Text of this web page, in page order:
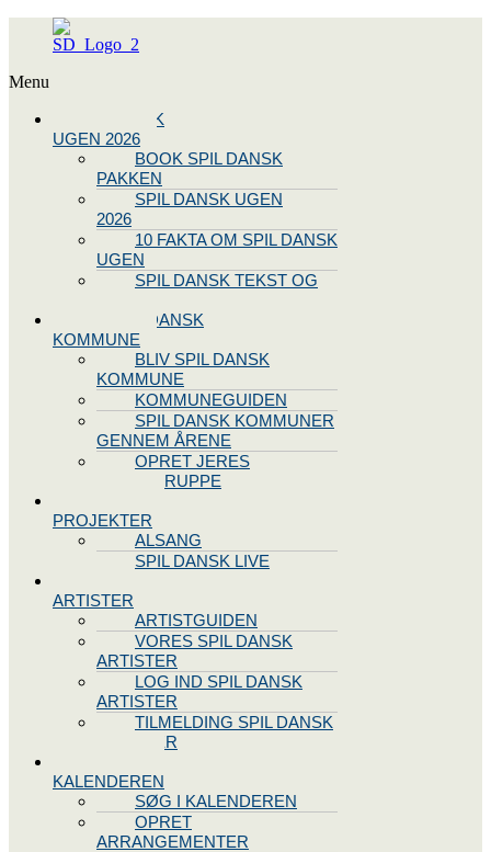
Menu
SPIL DANSK
UGEN 2026
BOOK SPIL DANSK
PAKKEN
SPIL DANSK UGEN
2026
10 FAKTA OM SPIL DANSK
UGEN
SPIL DANSK TEKST OG
BLIV SPIL DANSK
KOMMUNE
BLIV SPIL DANSK
KOMMUNE
KOMMUNEGUIDEN
SPIL DANSK KOMMUNER
GENNEM ÅRENE
OPRET JERES
STYREGRUPPE
PROJEKTER
ALSANG
SPIL DANSK LIVE
ARTISTER
ARTISTGUIDEN
VORES SPIL DANSK
ARTISTER
LOG IND SPIL DANSK
ARTISTER
TILMELDING SPIL DANSK
ARTISTER
KALENDEREN
SØG I KALENDEREN
OPRET
ARRANGEMENTER